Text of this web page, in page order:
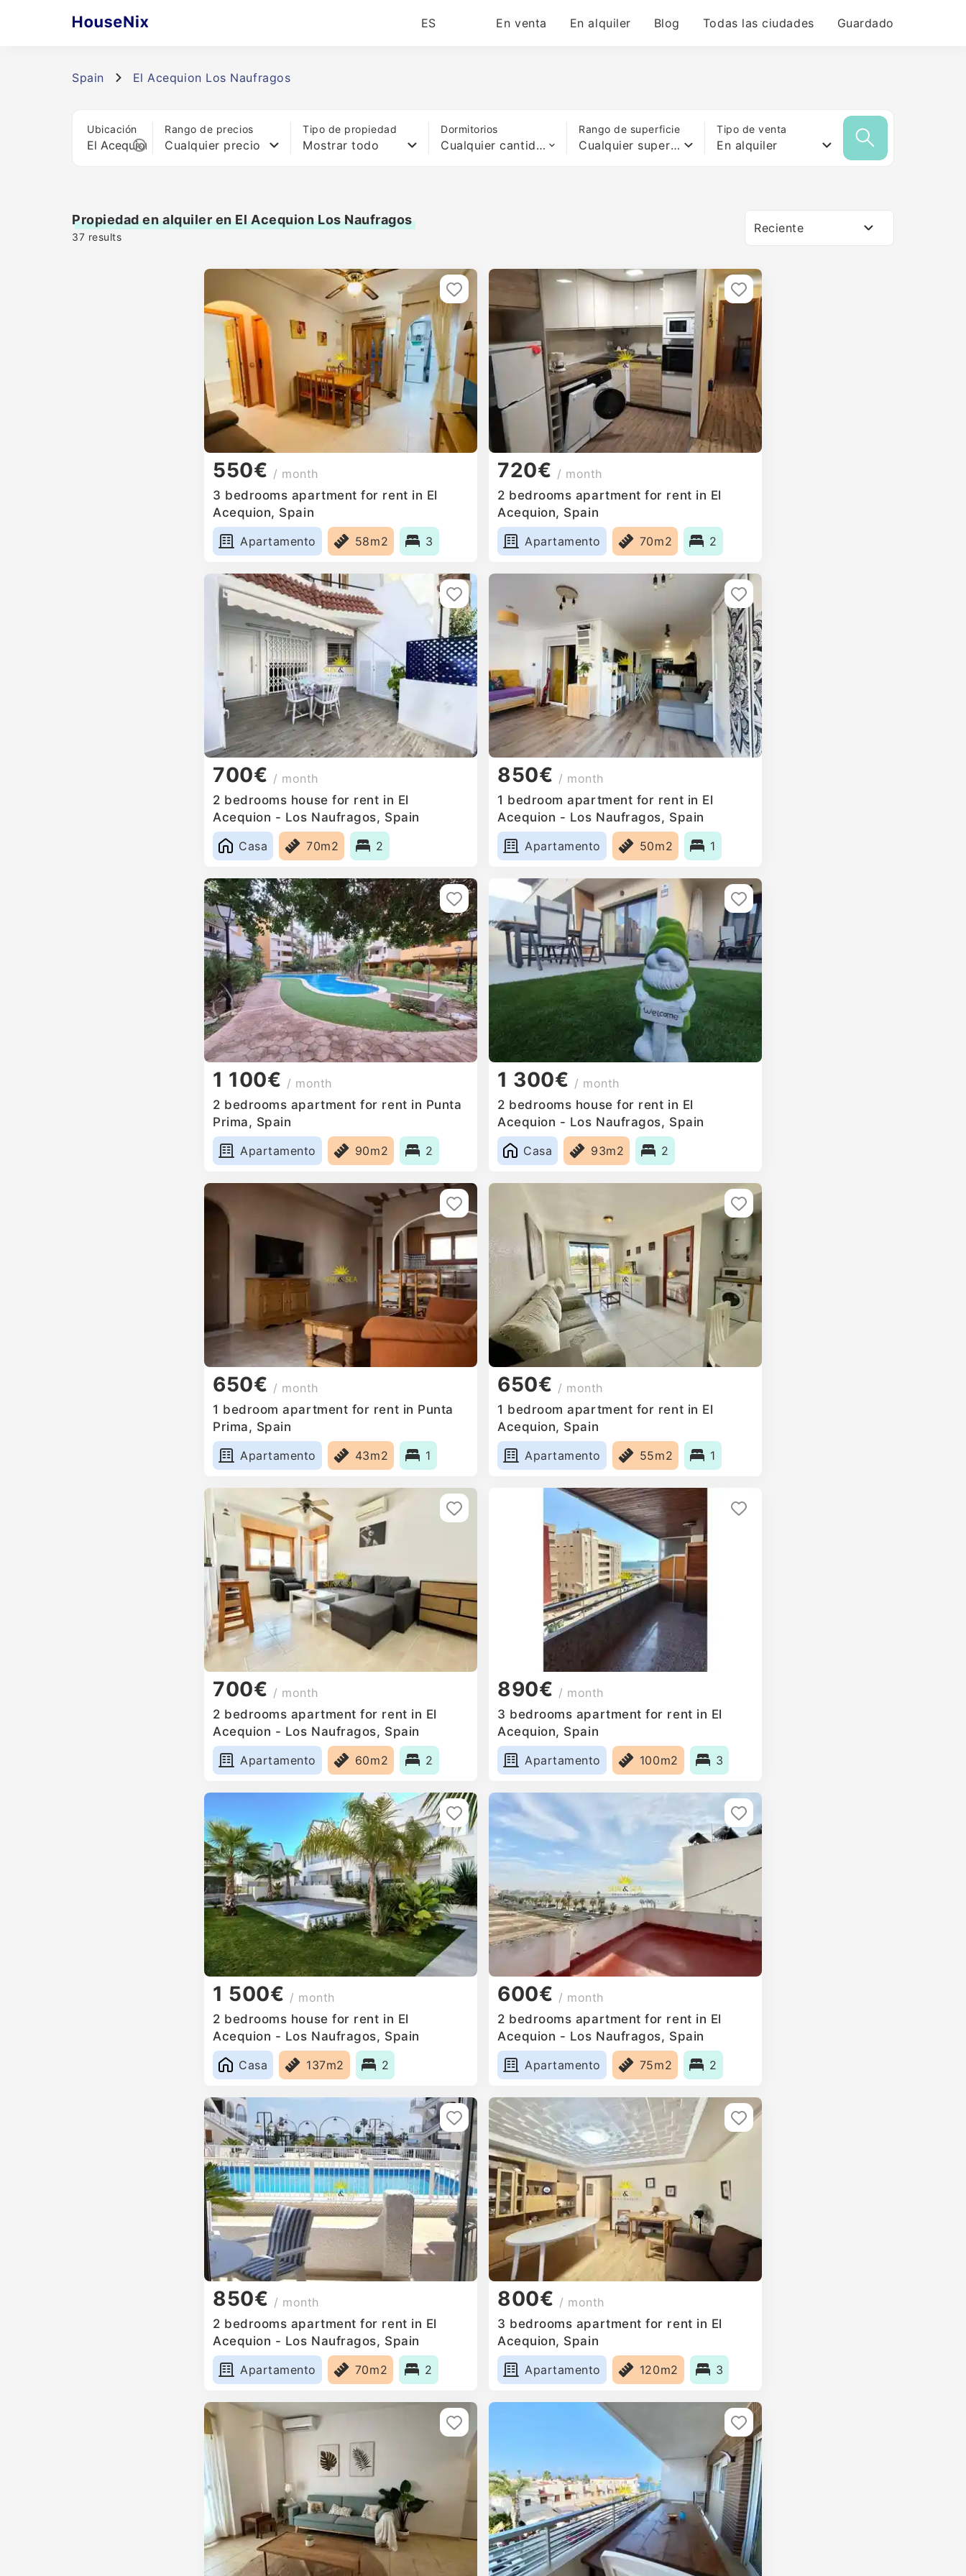
ES En venta En alquiler Blog Todas las ciudades Guardado
Spain El Acequion Los Naufragos
Ubicación Rango de precios
Cualquier precio
Tipo de propiedad
Mostrar todo
Dormitorios
Cualquier cantidad de camas
Rango de superficie
Cualquier superficie
Tipo de venta
En alquiler
Propiedad en alquiler en El Acequion Los Naufragos
37 results
Reciente
550€ / month
3 bedrooms apartment for rent in El
Acequion, Spain
Apartamento
58m2 3
720€ / month
2 bedrooms apartment for rent in El
Acequion, Spain
Apartamento
70m2 2
700€ / month
2 bedrooms house for rent in El
Acequion - Los Naufragos, Spain
Casa
70m2 2
850€ / month
1 bedroom apartment for rent in El
Acequion - Los Naufragos, Spain
Apartamento
50m2 1
1 100€ / month
2 bedrooms apartment for rent in Punta
Prima, Spain
Apartamento
90m2 2
1 300€ / month
2 bedrooms house for rent in El
Acequion - Los Naufragos, Spain
Casa
93m2 2
650€ / month
1 bedroom apartment for rent in Punta
Prima, Spain
Apartamento
43m2 1
650€ / month
1 bedroom apartment for rent in El
Acequion, Spain
Apartamento
55m2 1
700€ / month
2 bedrooms apartment for rent in El
Acequion - Los Naufragos, Spain
Apartamento
60m2 2
890€ / month
3 bedrooms apartment for rent in El
Acequion, Spain
Apartamento
100m2 3
1 500€ / month
2 bedrooms house for rent in El
Acequion - Los Naufragos, Spain
Casa
137m2 2
600€ / month
2 bedrooms apartment for rent in El
Acequion - Los Naufragos, Spain
Apartamento
75m2 2
850€ / month
2 bedrooms apartment for rent in El
Acequion - Los Naufragos, Spain
Apartamento
70m2 2
800€ / month
3 bedrooms apartment for rent in El
Acequion, Spain
Apartamento
120m2 3